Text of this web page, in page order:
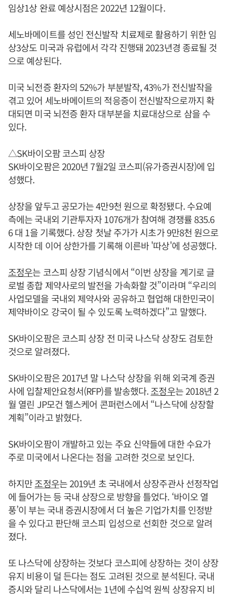
임상1상 완료 예상시점은 2022년 12월이다.
세노바메이트를 성인 전신발작 치료제로 활용하기 위한 임
상3상도 미국과 유럽에서 각각 진행돼 2023년경 종료될 것
으로 예상된다.
미국 뇌전증 환자의 52%가 부분발작, 43%가 전신발작을
겪고 있어 세노바메이트의 적응증이 전신발작으로까지 확
대되면 미국 뇌전증 환자 대부분을 치료대상으로 삼을 수
있다.
△SK바이오팜 코스피 상장
SK바이오팜은 2020년 7월2일 코스피(유가증권시장)에 입
성했다.
상장을 앞두고 공모가는 4만9천 원으로 확정됐다. 수요예
측에는 국내외 기관투자자 1076개가 참여해 경쟁률 835.6
6 대 1을 기록했다. 상장 첫날 주가가 시초가 9만8천 원으로
시작한 데 이어 상한가를 기록해 이른바 '따상'에 성공했다.
조정우는 코스피 상장 기념식에서 “이번 상장을 계기로 글
로벌 종합 제약사로의 발전을 가속화할 것”이라며 “우리의
사업모델을 국내외 제약사와 공유하고 협업해 대한민국이
제약바이오 강국이 될 수 있도록 노력하겠다”고 말했다.
SK바이오팜은 코스피 상장 전 미국 나스닥 상장도 검토한
것으로 알려졌다.
SK바이오팜은 2017년 말 나스닥 상장을 위해 외국계 증권
사에 입찰제안요청서(RFP)를 발송했다.조정우는 2018년 2
월 열린 JP모건 헬스케어 콘퍼런스에서 “나스닥에 상장할
계획”이라고 밝혔다.
SK바이오팜이 개발하고 있는 주요 신약들에 대한 수요가
주로 미국에서 나온다는 점을 고려한 것으로 보인다.
하지만조정우는 2019년 초 국내에서 상장주관사 선정작업
에 들어가는 등 국내 상장으로 방향을 틀었다. ‘바이오 열
풍’이 부는 국내 증권시장에서 더 높은 기업가치를 인정받
을 수 있다고 판단해 코스피 입성으로 선회한 것으로 알려
졌다.
또 나스닥에 상장하는 것보다 코스피에 상장하는 것이 상장
유지 비용이 덜 든다는 점도 고려된 것으로 분석된다. 국내
증시와 달리 나스닥에서는 1년에 수십억 원씩 상장유지 비